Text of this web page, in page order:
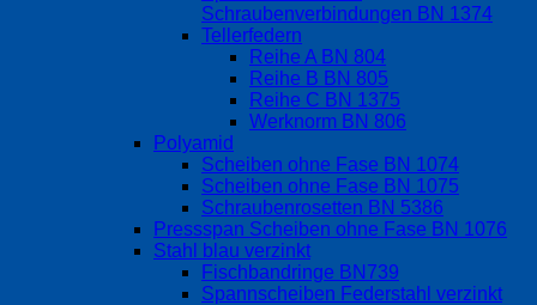
Schraubenverbindungen BN 1374
Tellerfedern
Reihe A BN 804
Reihe B BN 805
Reihe C BN 1375
Werknorm BN 806
Polyamid
Scheiben ohne Fase BN 1074
Scheiben ohne Fase BN 1075
Schraubenrosetten BN 5386
Pressspan Scheiben ohne Fase BN 1076
Stahl blau verzinkt
Fischbandringe BN739
Spannscheiben Federstahl verzinkt